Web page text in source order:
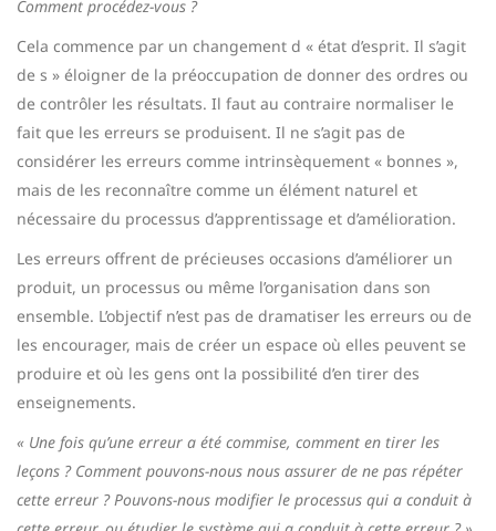
Comment procédez-vous ?
Cela commence par un changement d « état d’esprit. Il s’agit
de s » éloigner de la préoccupation de donner des ordres ou
de contrôler les résultats. Il faut au contraire normaliser le
fait que les erreurs se produisent. Il ne s’agit pas de
considérer les erreurs comme intrinsèquement « bonnes »,
mais de les reconnaître comme un élément naturel et
nécessaire du processus d’apprentissage et d’amélioration.
Les erreurs offrent de précieuses occasions d’améliorer un
produit, un processus ou même l’organisation dans son
ensemble. L’objectif n’est pas de dramatiser les erreurs ou de
les encourager, mais de créer un espace où elles peuvent se
produire et où les gens ont la possibilité d’en tirer des
enseignements.
« Une fois qu’une erreur a été commise, comment en tirer les
leçons ? Comment pouvons-nous nous assurer de ne pas répéter
cette erreur ? Pouvons-nous modifier le processus qui a conduit à